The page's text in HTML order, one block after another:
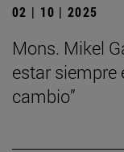
02 | 10 | 2025
Mons. Mikel
estar siempre
cambio”